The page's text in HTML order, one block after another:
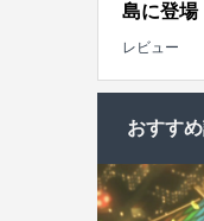
島に登場
レビュー
おすす